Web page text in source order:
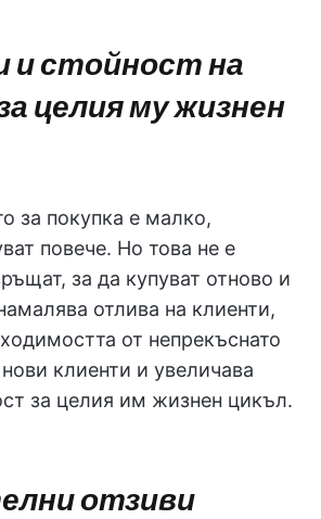
и стойност на
целия му жизнен
за покупка е малко,
повече. Но това не е
за да купуват отново и
отлива на клиенти,
от непрекъснато
клиенти и увеличава
за целия им жизнен цикъл.
отзиви